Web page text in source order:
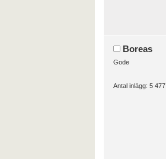
Boreas
Gode
Antal inlägg: 5 477